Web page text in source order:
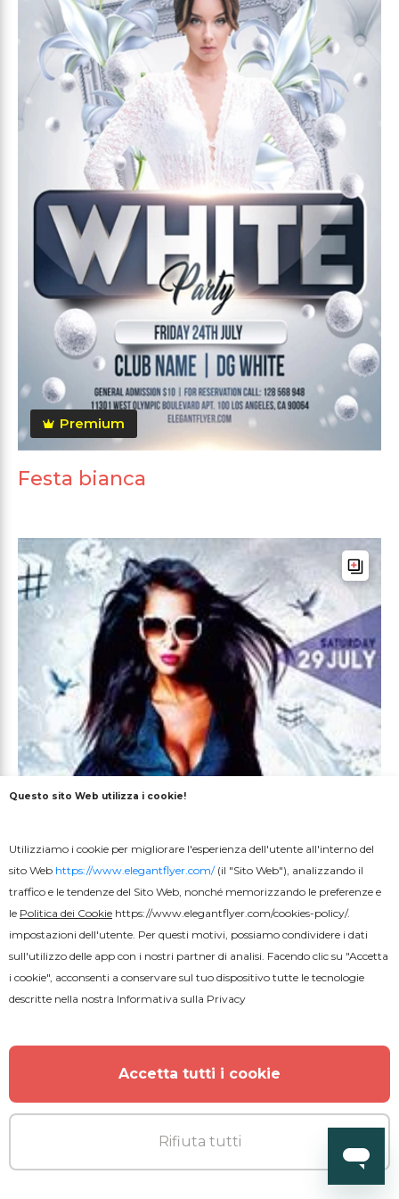
Premium
Festa bianca
Gratuito
White Party
Questo sito Web utilizza i cookie!
Utilizziamo i cookie per migliorare l'esperienza dell'utente all'interno del
sito Web https://www.elegantflyer.com/(il "Sito Web"), analizzando il
traffico e le tendenze del Sito Web, nonché memorizzando le preferenze e
le Politica dei Cookie https://www.elegantflyer.com/cookies-policy/.
impostazioni dell'utente. Per questi motivi, possiamo condividere i dati
sull'utilizzo delle app con i nostri partner di analisi. Facendo clic su "Accetta
i cookie", acconsenti a conservare sul tuo dispositivo tutte le tecnologie
descritte nella nostra Informativa sulla Privacy
Accetta tutti i cookie
Rifiuta tutti